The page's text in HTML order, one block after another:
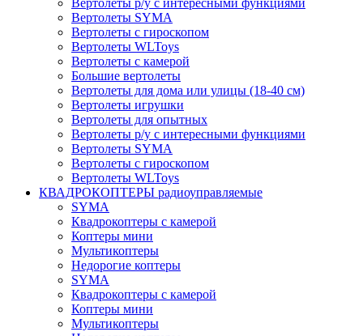
Вертолеты SYMA
Вертолеты с гироскопом
Вертолеты WLToys
Вертолеты с камерой
Большие вертолеты
Вертолеты для дома или улицы (18-40 см)
Вертолеты игрушки
Вертолеты для опытных
Вертолеты р/у с интересными функциями
Вертолеты SYMA
Вертолеты с гироскопом
Вертолеты WLToys
КВАДРОКОПТЕРЫ радиоуправляемые
SYMA
Квадрокоптеры с камерой
Коптеры мини
Мультикоптеры
Недорогие коптеры
SYMA
Квадрокоптеры с камерой
Коптеры мини
Мультикоптеры